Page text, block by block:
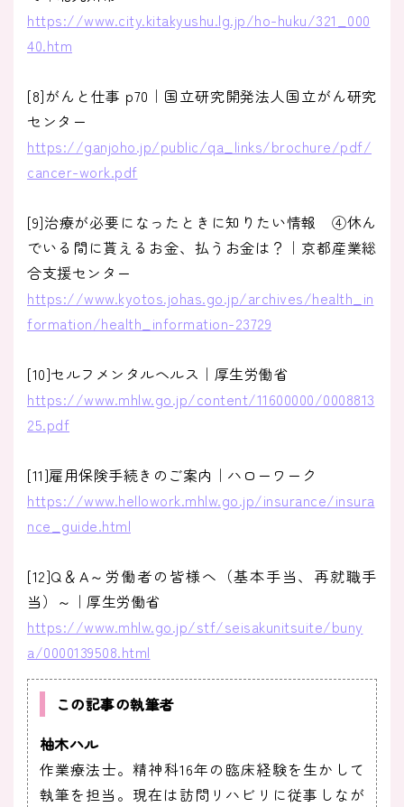
https://www.city.kitakyushu.lg.jp/ho-huku/321_000
40.htm
[8]がんと仕事 p70｜国立研究開発法人国立がん研究
センター
https://ganjoho.jp/public/qa_links/brochure/pdf/
cancer-work.pdf
[9]治療が必要になったときに知りたい情報 ④休ん
でいる間に貰えるお金、払うお金は？｜京都産業総
合支援センター
https://www.kyotos.johas.go.jp/archives/health_in
formation/health_information-23729
[10]セルフメンタルヘルス｜厚生労働省
https://www.mhlw.go.jp/content/11600000/0008813
25.pdf
[11]雇用保険手続きのご案内｜ハローワーク
https://www.hellowork.mhlw.go.jp/insurance/insura
nce_guide.html
[12]Q＆A～労働者の皆様へ（基本手当、再就職手
当）～｜厚生労働省
https://www.mhlw.go.jp/stf/seisakunitsuite/buny
a/0000139508.html
この記事の執筆者
柚木ハル
作業療法士。精神科16年の臨床経験を生かして
執筆を担当。現在は訪問リハビリに従事しなが